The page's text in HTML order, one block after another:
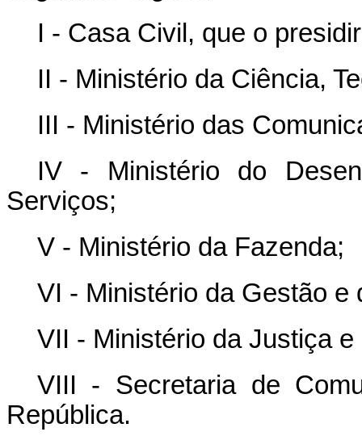
I - Casa Civil, que o
II - Ministério da Ciência,
III - Ministério das
IV - Ministério do
Serviços;
V - Ministério da Fazenda;
VI - Ministério da Gestão
VII - Ministério da Justiça
VIII - Secretaria de
República.